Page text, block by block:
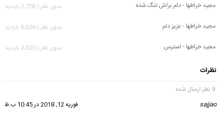
مجید خراطها - دلم براش تنگ شده
بدون نظر | 2,706 بازدید
مجید خراطها - عزیز دلم
بدون نظر | 6,656 بازدید
مجید خراطها - استرس
بدون نظر | 2,020 بازدید
نظرات
9 نظر ارسال شده
sajjad
فوریه 12, 2018 در 10:45 ب.ظ